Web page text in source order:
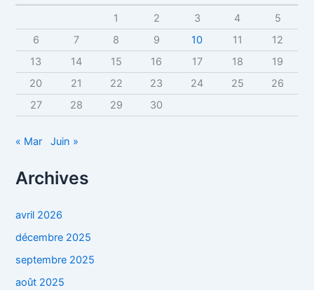
1 2 3 4
5
6
7 8 9 10 11
12
13
14 15 16 17 18
19
20
21 22 23 24 25
26
27
28 29 30
« Mar Juin »
Archives
avril 2026
décembre 2025
septembre 2025
août 2025